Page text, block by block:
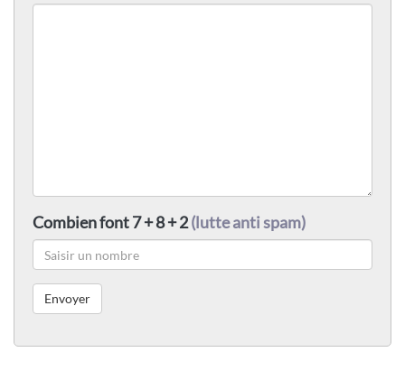
Combien font 7 + 8 + 2(lutte anti spam)